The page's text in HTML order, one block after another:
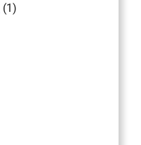
(1)